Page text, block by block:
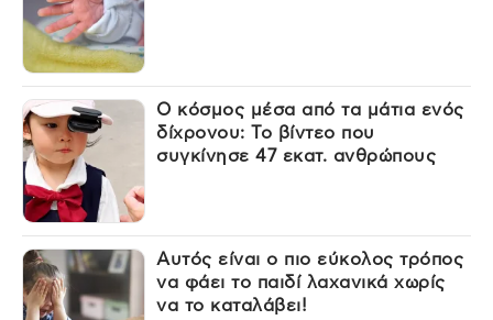
Ο κόσμος μέσα από τα μάτια ενός
δίχρονου: Το βίντεο που
συγκίνησε 47 εκατ. ανθρώπους
Αυτός είναι ο πιο εύκολος τρόπος
να φάει το παιδί λαχανικά χωρίς
να το καταλάβει!